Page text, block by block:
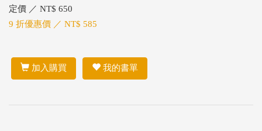
定價 ／ NT$ 650
9 折優惠價 ／ NT$ 585
加入購買 我的書單